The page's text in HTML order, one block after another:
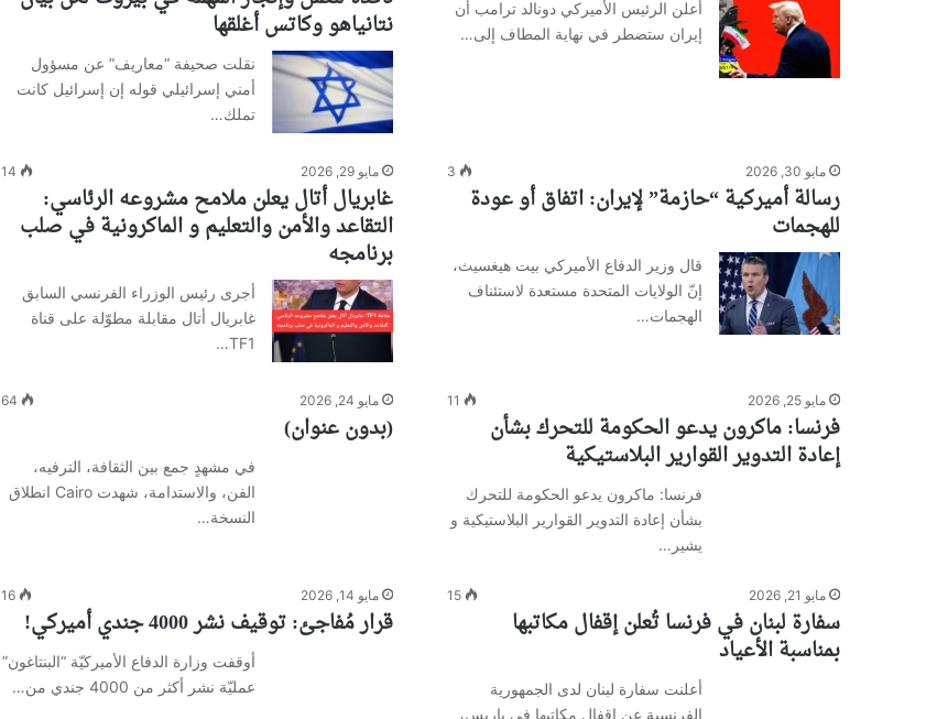
أعلن الرئيس الأميركي دونالد ترامب أن
إيران ستضطر في نهاية المطاف إلى…
نتانياهو وكاتس أغلقها
نقلت صحيفة “معاريف” عن مسؤول
أمني إسرائيلي قوله إن إسرائيل كانت
تملك…
مايو 30, 2026 3
رسالة أميركية “حازمة” لإيران: اتفاق أو عودة
للهجمات
قال وزير الدفاع الأميركي بيت ​هيغسيث،
إنّ الولايات المتحدة مستعدة لاستئناف
الهجمات…
مايو 29, 2026 14
غابريال أتال يعلن ملامح مشروعه الرئاسي:
التقاعد والأمن والتعليم و الماكرونية في صلب
برنامجه
أجرى رئيس الوزراء الفرنسي السابق
غابريال أتال مقابلة مطوّلة على قناة
TF1…
مايو 25, 2026 11
فرنسا: ماكرون يدعو الحكومة للتحرك بشأن
إعادة التدوير القوارير البلاستيكية
فرنسا: ماكرون يدعو الحكومة للتحرك
بشأن إعادة التدوير القوارير البلاستيكية و
يشير…
مايو 24, 2026 64
(بدون عنوان)
في مشهدٍ جمع بين الثقافة، الترفيه،
الفن، والاستدامة، شهدت Cairo انطلاق
النسخة…
مايو 21, 2026 15
سفارة لبنان في فرنسا تُعلن إقفال مكاتبها
بمناسبة الأعياد
أعلنت سفارة لبنان لدى الجمهورية
الفرنسية عن إقفال مكاتبها في باريس،
مايو 14, 2026 16
قرار مُفاجئ: توقيف نشر 4000 جندي أميركي!
أوقفت وزارة الدفاع الأميركيّة “البنتاغون”
عمليّة نشر أكثر من 4000 جندي من…